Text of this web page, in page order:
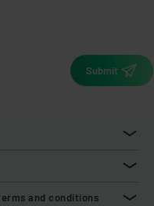
Submit
and conditions